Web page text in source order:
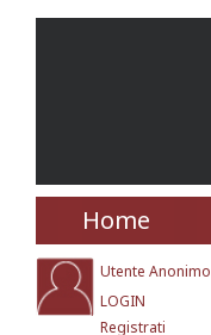
Home
Utente Anonimo
LOGIN
Registrati